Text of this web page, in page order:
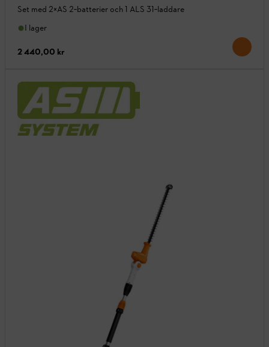
Set med 2×AS 2‑batterier och 1 ALS 31‑laddare
I lager
2 440,00 kr